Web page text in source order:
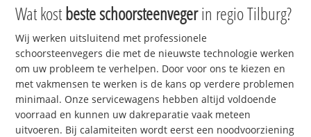
Wat kostbeste schoorsteenvegerin regio Tilburg?
Wij werken uitsluitend met professionele
schoorsteenvegers die met de nieuwste technologie werken
om uw probleem te verhelpen. Door voor ons te kiezen en
met vakmensen te werken is de kans op verdere problemen
minimaal. Onze servicewagens hebben altijd voldoende
voorraad en kunnen uw dakreparatie vaak meteen
uitvoeren. Bij calamiteiten wordt eerst een noodvoorziening